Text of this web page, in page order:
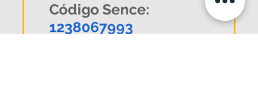
Código Sence:
1238067993